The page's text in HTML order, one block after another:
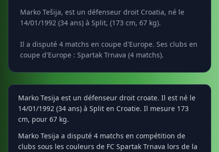
Marko Tešija, est un défenseur droit Croatia, né le
14/01/1992 (34 ans) à Split, (173 cm, 67 kg).
Il a disputé 4 matchs en coupe d'Europe. Ses clubs en
coupe d'Europe : Spartak Trnava (4 matchs).
Marko Tesija est un défenseur droit croate. Il est né le
14/01/1992 (34 ans) à Split en Croatie. Il mesure 173
cm, pour 67 kg.
Marko Tesija a disputé 4 matchs en compétition de
clubs sous les couleurs de FC Spartak Trnava lors de la